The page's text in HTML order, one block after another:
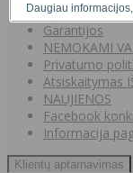
Apsipirkimo
Garantijos
NEMOKAMI
Privatumo
Atsiskaitymas
NAUJIENOS
Facebook
Informacija
Klientų aptarnavimas
Daugiau